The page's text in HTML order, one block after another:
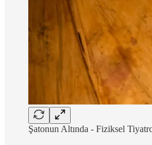
Şatonun Altında - Fiziksel